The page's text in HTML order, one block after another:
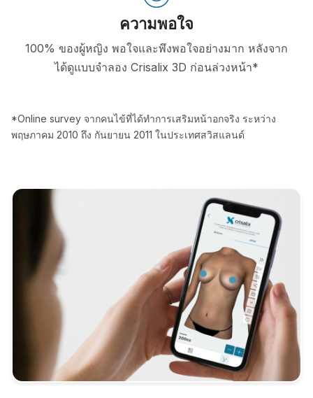
ความพอใจ
100% ของผู้หญิง พอใจและพึงพอใจอย่างมาก หลังจาก
ได้ดูแบบจำลอง Crisalix 3D ก่อนล่วงหน้า*
*Online survey จากคนไข้ที่ได้ทำการเสริมหน้าอกจริง ระหว่าง
พฤษภาคม 2010 ถึง กันยายน 2011 ในประเทศสวิสแลนด์